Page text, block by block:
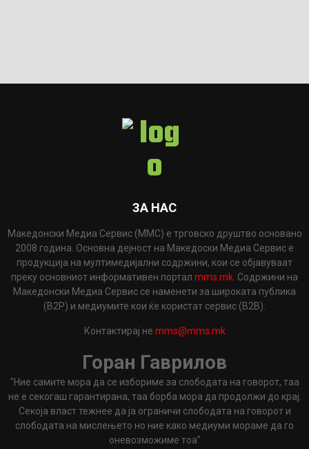
ЗА НАС
Македонски Медиа Сервис (ММС) е трговско друштво основано
2008 година. Основна дејност на Македоски Медиа Сервис е
продукција на мултимедијални содржини, кои се објавуваат
преку основниот информативен портал mms.mk . Содржини на
Македонски Медиа Сервис се наменети за широката публика
(B2P) и медиумите кои ќе користат сервис (B2B).
Контактирај не mms@mms.mk
Горан Гаврилов
"Ние самите мора да се избориме за слободата на говорот, таа
не е секогаш гарантирана, таа борба мора да продолжи до крај.
Секоја власт тежнее да ја ограничи слободата на говорот и
слободата на мислењето но ние како медиуми мораме да го
оневозможиме тоа"